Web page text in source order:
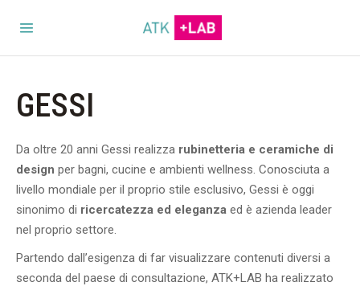
GESSI
Da oltre 20 anni Gessi realizza rubinetteria e ceramiche di
design per bagni, cucine e ambienti wellness. Conosciuta a
livello mondiale per il proprio stile esclusivo, Gessi è oggi
sinonimo di ricercatezza ed eleganza ed è azienda leader
nel proprio settore.
Partendo dall’esigenza di far visualizzare contenuti diversi a
seconda del paese di consultazione, ATK+LAB ha realizzato